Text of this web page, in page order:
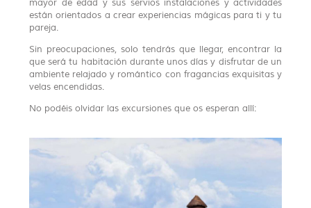
mayor de edad y sus servios instalaciones y actividades
están orientados a crear experiencias mágicas para ti y tu
pareja.
Sin preocupaciones, solo tendrás que llegar, encontrar la
que será tu habitación durante unos días y disfrutar de un
ambiente relajado y romántico con fragancias exquisitas y
velas encendidas.
No podéis olvidar las excursiones que os esperan allí: